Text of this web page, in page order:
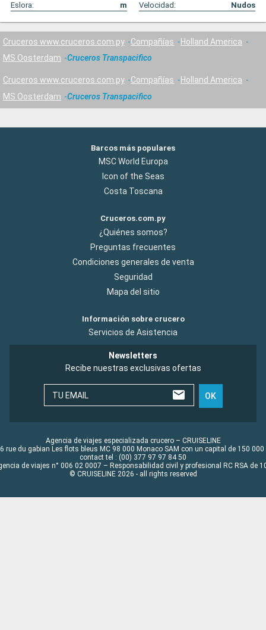
Eslora:
m Velocidad: Nudos
Cruceros www.cruceros.com.py Compañías
Holland America
MS Oosterdam
Cruceros Transpacifico
Cruceros www.cruceros.com.py Compañías
Holland America
MS Oosterdam
Cruceros Transpacifico
Barcos más populares
MSC World Europa
Icon of the Seas
Costa Toscana
Cruceros.com.py
¿Quiénes somos?
Preguntas frecuentes
Condiciones generales de venta
Seguridad
Mapa del sitio
Información sobre crucero
Servicios de Asistencia
Newsletters
Recibe nuestras exclusivas ofertas
TU EMAIL OK
Agencia de viajes especializada crucero – CRUISELINE
rue du gabian Les flots bleus MC 98 000 Monaco SAM con un capital de 150 000
contact tel : (00) 377 97 97 84 50
de viajes n° 006 02 0007 – Responsabilidad civil y profesional RC RSA de
© CRUISELINE 2026 - all rights reserved